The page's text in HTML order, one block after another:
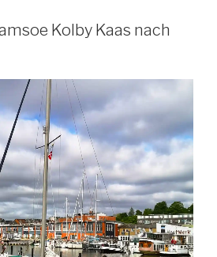
Kolby Kaas nach